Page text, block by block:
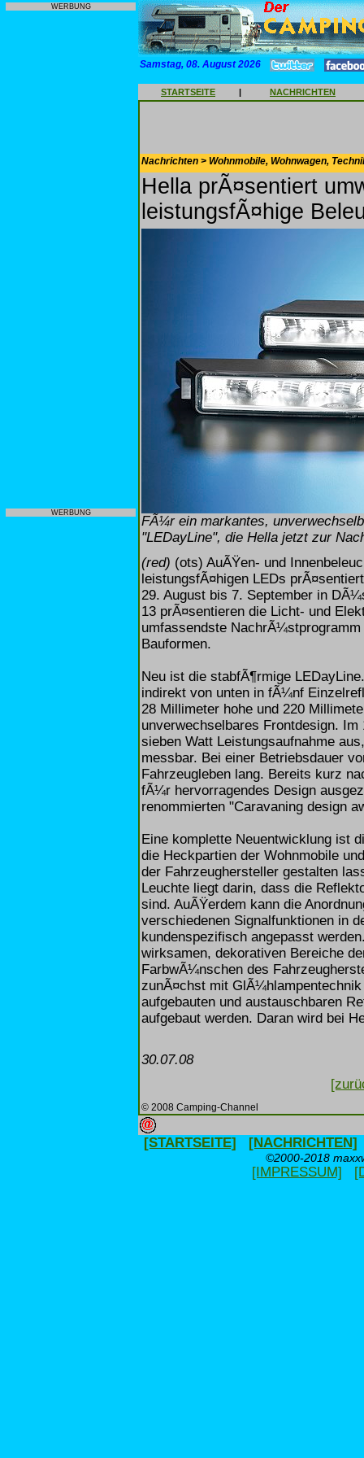
WERBUNG
WERBUNG
Samstag, 08. August 2026
STARTSEITE | NACHRICHTEN
Nachrichten > Wohnmobile, Wohnwagen,
Hella prÃ¤sentiert
leistungsfÃ¤hige
FÃ¼r ein markantes,
"LEDayLine", die Hella jetzt zur
(red) (ots) AuÃŸen- und
leistungsfÃ¤higen LEDs
29. August bis 7. September in
13 prÃ¤sentieren die Licht- und
umfassendste
Bauformen.
Neu ist die stabfÃ¶rmige
indirekt von unten in fÃ¼nf
28 Millimeter hohe und 220
unverwechselbares Frontdesign.
sieben Watt Leistungsaufnahme
messbar. Bei einer Betriebsdauer
Fahrzeugleben lang. Bereits kurz
fÃ¼r hervorragendes Design
renommierten "Caravaning design
Eine komplette Neuentwicklung ist
die Heckpartien der Wohnmobile
der Fahrzeughersteller gestalten
Leuchte liegt darin, dass die
sind. AuÃŸerdem kann die
verschiedenen Signalfunktionen in
kundenspezifisch angepasst
wirksamen, dekorativen Bereiche
FarbwÃ¼nschen des
zunÃ¤chst mit
aufgebauten und austauschbaren
aufgebaut werden. Daran wird bei
30.07.08
© 2008 Camping-Channel
[STARTSEITE] [NACHRICHTEN]
©2000-2018
[IMPRESSUM]